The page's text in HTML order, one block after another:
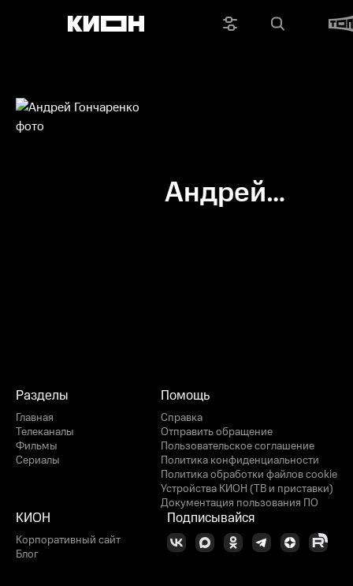
Андрей
Разделы
Главная
Телеканалы
Фильмы
Сериалы
Помощь
Справка
Отправить обращение
Пользовательское соглашение
Политика конфиденциальности
Политика обработки файлов cookie
Устройства КИОН (ТВ и приставки)
Документация пользования ПО
КИОН
Корпоративный сайт
Блог
Подписывайся